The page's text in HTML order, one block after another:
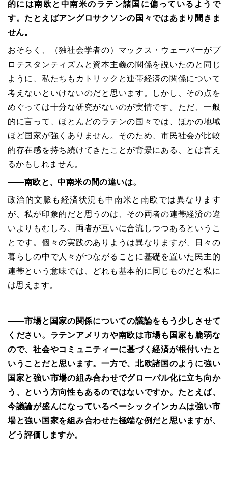
的には南欧と中南米のラテン諸国に偏っているようで
す。たとえばアングロサクソンの国々ではあまり聞きま
せん。
おそらく、（独社会学者の）マックス・ウェーバーがプ
ロテスタンティズムと資本主義の関係を説いたのと同じ
ように、私たちもカトリックと連帯経済の関係について
考えないといけないのだと思います。しかし、その点を
めぐっては十分な研究がないのが実情です。ただ、一般
的に言って、ほとんどのラテンの国々では、ほかの地域
ほど国家が強くありません。そのため、市民社会が比較
的存在感を持ち続けてきたことが背景にある、とは言え
るかもしれません。
――南欧と、中南米の間の違いは。
政治的文脈も経済状況も中南米と南欧では異なります
が、私が印象的だと思うのは、その両者の連帯経済の違
いよりもむしろ、両者が互いに合流しつつあるというこ
とです。個々の実践のありようは異なりますが、日々の
暮らしの中で人々がつながることに基礎を置いた民主的
連帯という意味では、どれも基本的に同じものだと私に
は思えます。
――市場と国家の関係についての議論をもう少しさせて
ください。ラテンアメリカや南欧は市場も国家も脆弱な
ので、社会やコミュニティーに基づく経済が根付いたと
いうことだと思います。一方で、北欧諸国のように強い
国家と強い市場の組み合わせでグローバル化に立ち向か
う、という方向性もあるのではないですか。たとえば、
今議論が盛んになっているベーシックインカムは強い市
場と強い国家を組み合わせた極端な例だと思いますが、
どう評価しますか。